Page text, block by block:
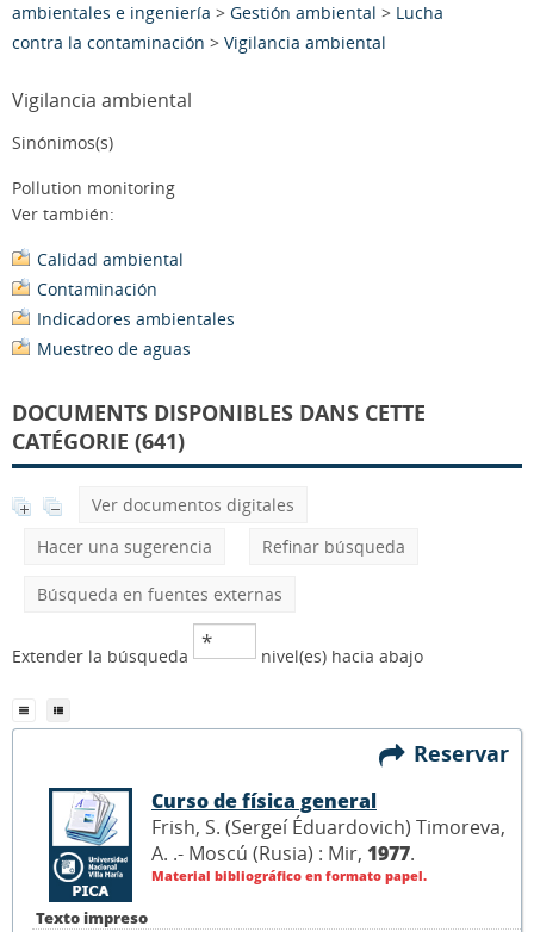
ambientales e ingeniería > Gestión ambiental > Lucha
contra la contaminación > Vigilancia ambiental
Vigilancia ambiental
Sinónimos(s)
Pollution monitoring
Ver también:
Calidad ambiental
Contaminación
Indicadores ambientales
Muestreo de aguas
DOCUMENTS DISPONIBLES DANS CETTE
CATÉGORIE (641)
Ver documentos digitales
Hacer una sugerencia
Refinar búsqueda
Búsqueda en fuentes externas
Extender la búsqueda nivel(es) hacia abajo
Reservar
Texto impreso
Curso de física general
Frish, S. (Sergeí Éduardovich) Timoreva,
A. .- Moscú (Rusia) : Mir, 1977.
Material bibliográfico en formato papel.